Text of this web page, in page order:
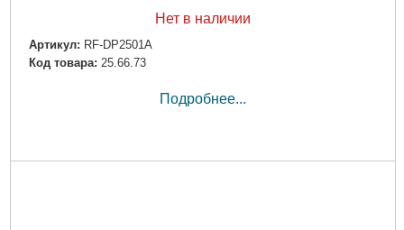
Нет в наличии
Артикул: RF-DP2501A
Код товара: 25.66.73
Подробнее...